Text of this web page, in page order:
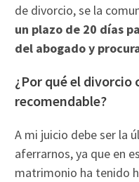
de divorcio, se la
un plazo de 20 días
del abogado y
¿Por qué el divorcio
recomendable?
A mi juicio debe ser la
aferrarnos, ya que en
matrimonio ha tenido